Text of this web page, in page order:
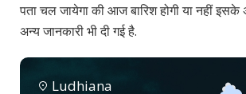
पता चल जायेगा की आज बारिश होगी या नहीं
अन्य जानकारी भी दी गई है.
Ludhiana